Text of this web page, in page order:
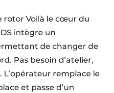
rotor Voilà le cœur du
intègre un
de changer de
Pas besoin d’atelier,
L’opérateur remplace le
et passe d’un